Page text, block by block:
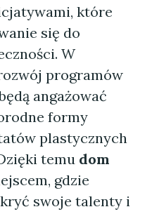
które
się do
W
programów
angażować
formy
plastycznych
temu dom
gdzie
swoje talenty i